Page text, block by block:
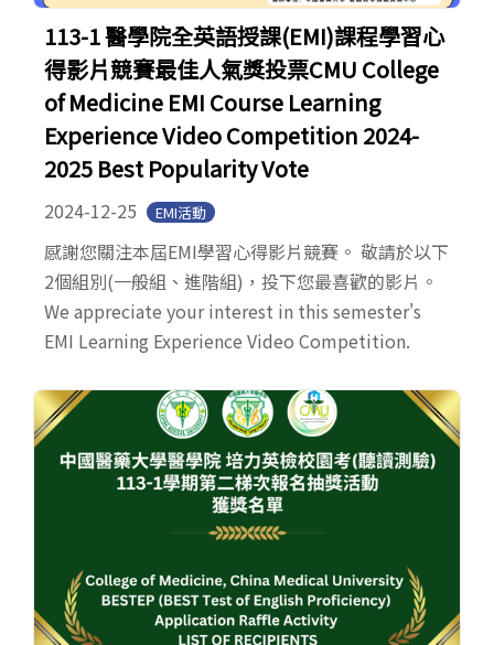
113-1 醫學院全英語授課(EMI)課程學習心
得影片競賽最佳人氣獎投票CMU College
of Medicine EMI Course Learning
Experience Video Competition 2024-
2025 Best Popularity Vote
2024-12-25 EMI活動
感謝您關注本屆EMI學習心得影片競賽。 敬請於以下
2個組別(一般組、進階組)，投下您最喜歡的影片。
We appreciate your interest in this semester's
EMI Learning Experience Video Competition.